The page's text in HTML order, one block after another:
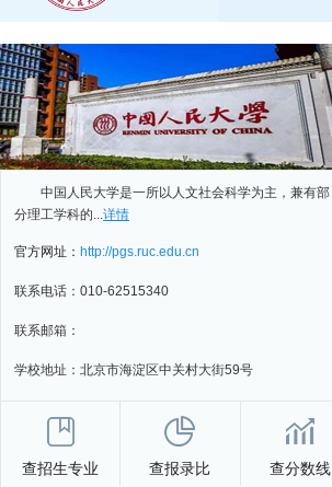
中国人民大学是一所以人文社会科学为主，兼有部
分理工学科的...详情
官方网址： http://pgs.ruc.edu.cn
联系电话： 010-62515340
联系邮箱：
学校地址： 北京市海淀区中关村大街59号
查招生专业 查报录比 查分数线